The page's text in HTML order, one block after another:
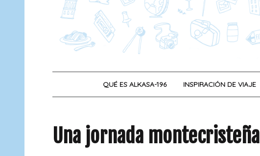
QUÉ ES ALKASA-196 INSPIRACIÓN DE VIAJE
Una jornada montecristeña